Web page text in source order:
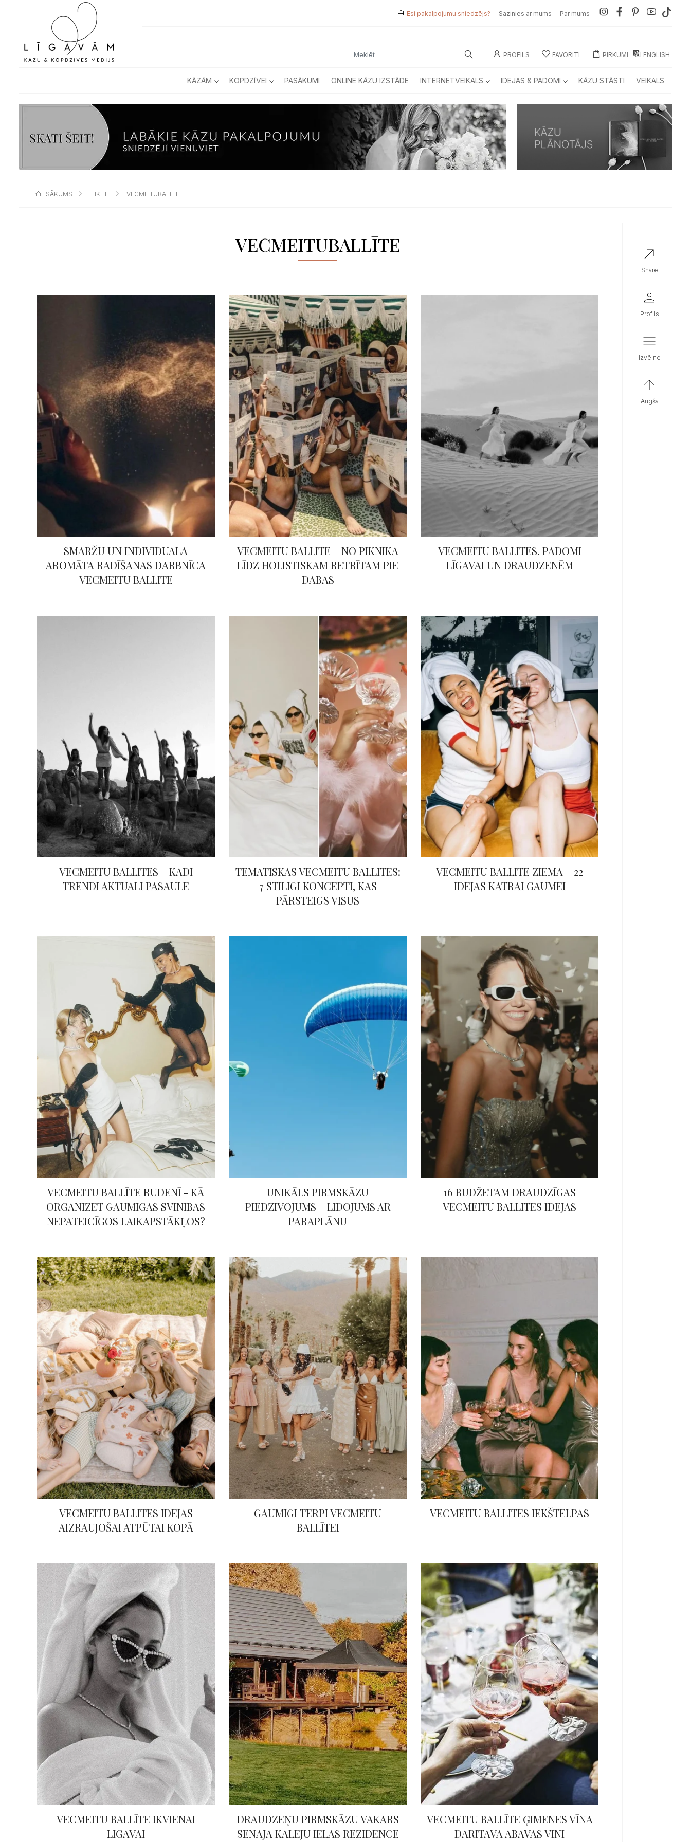
Esi pakalpojumu sniedzējs? Sazinies ar mums Par mums
PROFILS FAVORĪTI PIRKUMI ENGLISH
KĀZĀM KOPDZĪVEI PASĀKUMI ONLINE KĀZU IZSTĀDE INTERNETVEIKALS IDEJAS & PADOMI KĀZU STĀSTI VEIKALS
SĀKUMS ETIKETE VECMEITUBALLITE
VECMEITUBALLĪTE
SMARŽU UN INDIVIDUĀLĀ
AROMĀTA RADĪŠANAS DARBNĪCA
VECMEITU BALLĪTĒ
VECMEITU BALLĪTE – NO PIKNIKA
LĪDZ HOLISTISKAM RETRĪTAM PIE
DABAS
VECMEITU BALLĪTES. PADOMI
LĪGAVAI UN DRAUDZENĒM
VECMEITU BALLĪTES – KĀDI
TRENDI AKTUĀLI PASAULĒ
TEMATISKĀS VECMEITU BALLĪTES:
7 STILĪGI KONCEPTI, KAS
PĀRSTEIGS VISUS
VECMEITU BALLĪTE ZIEMĀ – 22
IDEJAS KATRAI GAUMEI
VECMEITU BALLĪTE RUDENĪ - KĀ
ORGANIZĒT GAUMĪGAS SVINĪBAS
NEPATEICĪGOS LAIKAPSTĀKĻOS?
UNIKĀLS PIRMSKĀZU
PIEDZĪVOJUMS – LIDOJUMS AR
PARAPLĀNU
16 BUDŽETAM DRAUDZĪGAS
VECMEITU BALLĪTES IDEJAS
VECMEITU BALLĪTES IDEJAS
AIZRAUJOŠAI ATPŪTAI KOPĀ
GAUMĪGI TĒRPI VECMEITU
BALLĪTEI
VECMEITU BALLĪTES IEKŠTELPĀS
VECMEITU BALLĪTE IKVIENAI
LĪGAVAI
DRAUDZEŅU PIRMSKĀZU VAKARS
SENAJĀ KALĒJU IELAS REZIDENCĒ
VECMEITU BALLĪTE ĢIMENES VĪNA
DARĪTAVĀ ABAVAS VĪNI
share
profils
izvēlne
augšā